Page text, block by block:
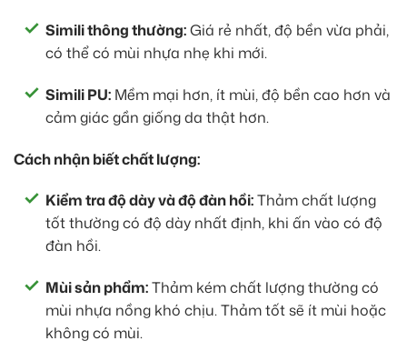
Simili thông thường:Giá rẻ nhất, độ bền vừa phải,
có thể có mùi nhựa nhẹ khi mới.
Simili PU: Mềm mại hơn, ít mùi, độ bền cao hơn và
cảm giác gần giống da thật hơn.
Cách nhận biết chất lượng:
Kiểm tra độ dày và độ đàn hồi:Thảm chất lượng
tốt thường có độ dày nhất định, khi ấn vào có độ
đàn hồi.
Mùi sản phẩm:Thảm kém chất lượng thường có
mùi nhựa nồng khó chịu. Thảm tốt sẽ ít mùi hoặc
không có mùi.